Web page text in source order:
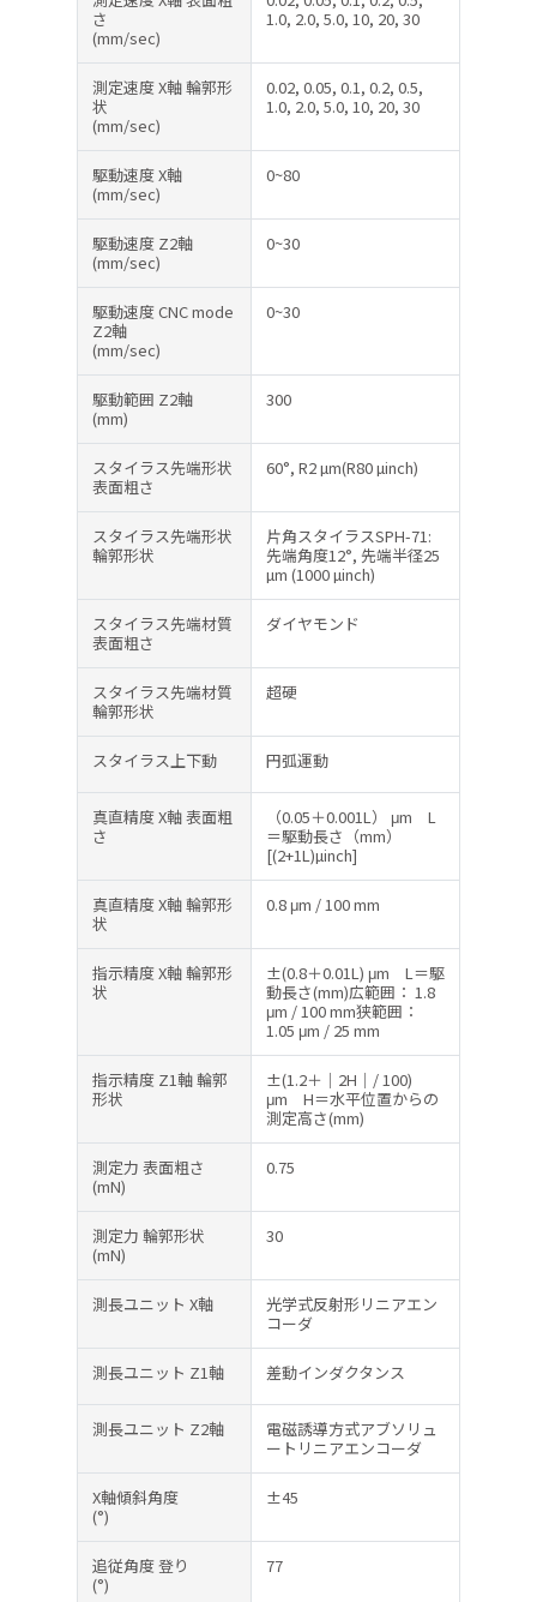
さ
(mm/sec)
1.0, 2.0, 5.0, 10, 20, 30
測定速度 X軸 輪郭形
状
(mm/sec)
0.02, 0.05, 0.1, 0.2, 0.5,
1.0, 2.0, 5.0, 10, 20, 30
駆動速度 X軸
(mm/sec)
0~80
駆動速度 Z2軸
(mm/sec)
0~30
駆動速度 CNC mode
Z2軸
(mm/sec)
0~30
駆動範囲 Z2軸
(mm)
300
スタイラス先端形状
表面粗さ
60°, R2 µm(R80 µinch)
スタイラス先端形状
輪郭形状
片角スタイラスSPH-71:
先端角度12°, 先端半径25
µm (1000 µinch)
スタイラス先端材質
表面粗さ
ダイヤモンド
スタイラス先端材質
輪郭形状
超硬
スタイラス上下動 円弧運動
真直精度 X軸 表面粗
さ
（0.05＋0.001L） μm L
＝駆動長さ（mm）
[(2+1L)µinch]
真直精度 X軸 輪郭形
状
0.8 μm / 100 mm
指示精度 X軸 輪郭形
状
±(0.8＋0.01L) μm L＝駆
動長さ(mm)広範囲： 1.8
μm / 100 mm狭範囲：
1.05 μm / 25 mm
指示精度 Z1軸 輪郭
形状
±(1.2＋｜2H｜/ 100)
μm H＝水平位置からの
測定高さ(mm)
測定力 表面粗さ
(mN)
0.75
測定力 輪郭形状
(mN)
30
測長ユニット X軸
光学式反射形リニアエン
コーダ
測長ユニット Z1軸 差動インダクタンス
測長ユニット Z2軸
電磁誘導方式アブソリュ
ートリニアエンコーダ
X軸傾斜角度
(°)
±45
追従角度 登り
(°)
77